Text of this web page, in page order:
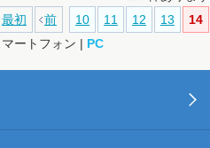
最初
前 10 11 12 13
14
ートフォン | PC